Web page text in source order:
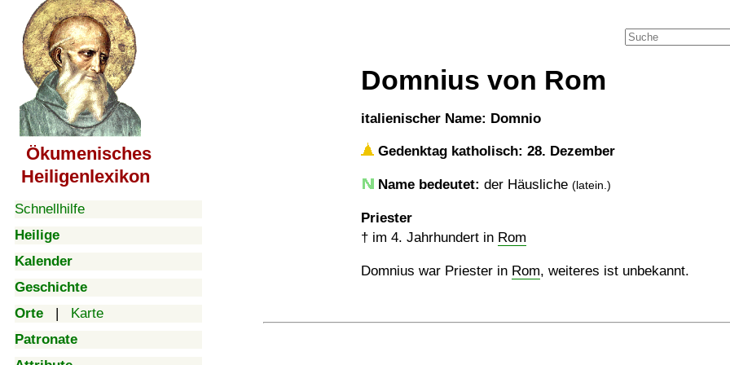
Ökumenisches
Heiligenlexikon
Schnellhilfe
Heilige
Kalender
Geschichte
Orte | Karte
Patronate
Domnius von Rom
italienischer Name: Domnio
Gedenktag katholisch: 28. Dezember
Name bedeutet: der Häusliche (latein.)
Priester
† im 4. Jahrhundert in Rom
Domnius war Priester in Rom, weiteres ist unbekannt.